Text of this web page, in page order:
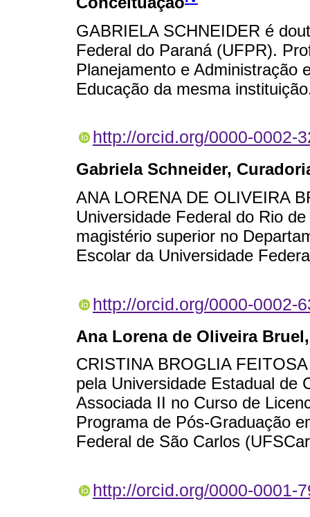
GABRIELA SCHNEIDER é
Federal do Paraná (UFPR).
Planejamento e Administração
Educação da mesma
http://orcid.org/0000-0002-
Gabriela Schneider,
ANA LORENA DE OLIVEIRA
Universidade Federal do Rio
magistério superior no
Escolar da Universidade
http://orcid.org/0000-0002-
Ana Lorena de Oliveira Bruel
CRISTINA BROGLIA
pela Universidade Estadual de
Associada II no Curso de
Programa de Pós-Graduação
Federal de São Carlos
http://orcid.org/0000-0001-